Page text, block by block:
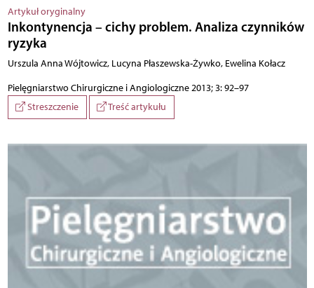
Artykuł oryginalny
Inkontynencja – cichy problem. Analiza czynników
ryzyka
Urszula Anna Wójtowicz, Lucyna Płaszewska-Żywko, Ewelina Kołacz
Pielęgniarstwo Chirurgiczne i Angiologiczne 2013; 3: 92–97
Streszczenie
Treść artykułu